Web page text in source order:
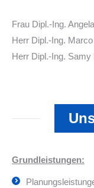
Frau Dipl.-Ing.
Herr Dipl.-Ing.
Herr Dipl.-Ing.
Grundleistungen: